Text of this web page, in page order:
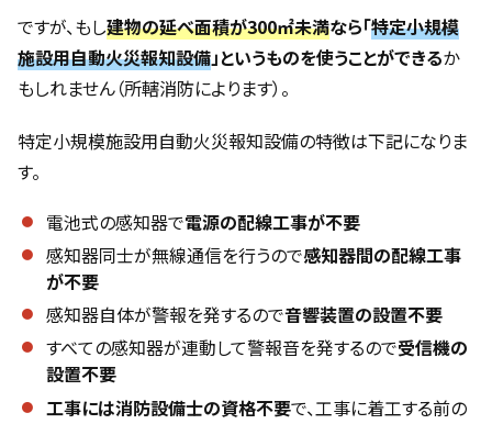
ですが、もし建物の延べ面積が300㎡未満なら「特定小規模
施設用自動火災報知設備」というものを使うことができるか
もしれません（所轄消防によります）。
特定小規模施設用自動火災報知設備の特徴は下記になりま
す。
電池式の感知器で電源の配線工事が不要
感知器同士が無線通信を行うので感知器間の配線工事
が不要
感知器自体が警報を発するので音響装置の設置不要
すべての感知器が連動して警報音を発するので受信機の
設置不要
工事には消防設備士の資格不要で、工事に着工する前の